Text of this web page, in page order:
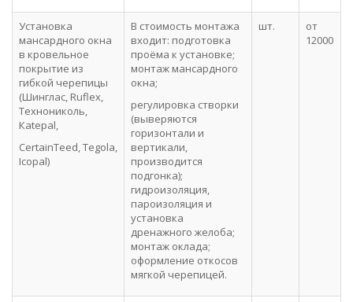
Установка
мансардного окна
в кровельное
покрытие из
гибкой черепицы
(Шинглас, Ruflex,
Технониколь,
Кatepal,
CertainTeed, Tegola,
Icopal)
В стоимость монтажа
входит: подготовка
проёма к установке;
монтаж мансардного
окна;
регулировка створки
(выверяются
горизонтали и
вертикали,
производится
подгонка);
гидроизоляция,
пароизоляция и
установка
дренажного желоба;
монтаж оклада;
оформление откосов
мягкой черепицей.
шт.
от
12000